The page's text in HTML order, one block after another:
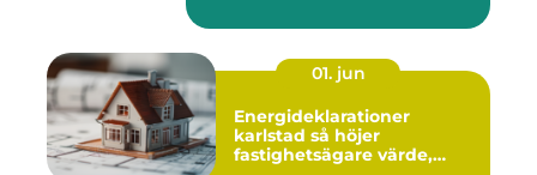
01. jun
Energideklarationer
karlstad så höjer
fastighetsägare värde,